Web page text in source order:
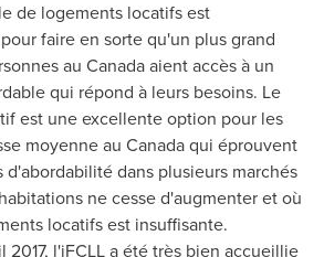
de logements locatifs est
faire en sorte qu'un plus grand
au Canadaaient accès à un
qui répond à leurs besoins. Le
est une excellente option pour les
moyenne au Canadaqui éprouvent
d'abordabilité dans plusieurs marchés
ne cesse d'augmenter et où
locatifs est insuffisante.
2017, l'iFCLL a été très bien accueillie